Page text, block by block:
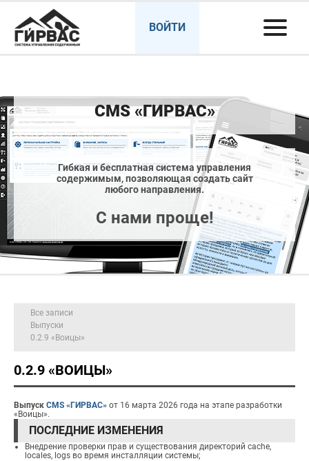
ВОЙТИ
CMS «ГИРВАС»
Гибкая и бесплатная система управления
содержимым, позволяющая создать сайт
любого направления.
С нами проще!
Все записи
Выпуски
0.2.9 «Воицы»
0.2.9 «ВОИЦЫ»
Выпуск CMS «ГИРВАС» от 16 марта 2026 года на этапе разработки
«Воицы».
ПОСЛЕДНИЕ ИЗМЕНЕНИЯ
Внедрение проверки прав и существования директорий cache,
locales, logs во время инсталляции системы;